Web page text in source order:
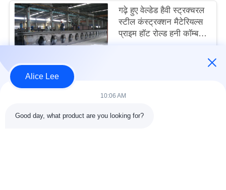
गढ़े हुए वेल्डेड हैवी स्ट्रक्चरल
स्टील कंस्ट्रक्शन मैटेरियल्स
प्राइम हॉट रोल्ड हनी कॉम्ब
Alice Lee
10:06 AM
Good day, what product are you looking for?